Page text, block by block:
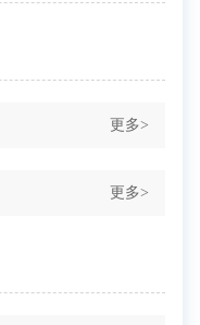
更多>
更多>